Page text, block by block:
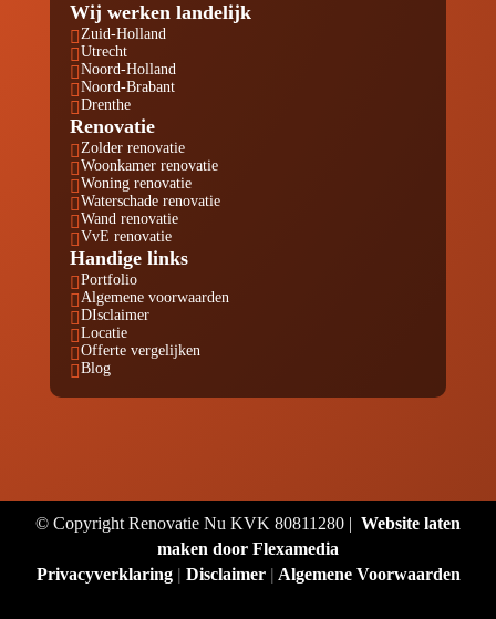
Wij werken landelijk
Zuid-Holland
Utrecht
Noord-Holland
Noord-Brabant
Drenthe
Renovatie
 Zolder renovatie
 Woonkamer renovatie
 Woning renovatie
 Waterschade renovatie
 Wand renovatie
 VvE renovatie
Handige links
 Portfolio
 Algemene voorwaarden
 DIsclaimer
 Locatie
 Offerte vergelijken
 Blog
© Copyright Renovatie Nu KVK 80811280 | Website laten
maken door Flexamedia
Privacyverklaring| Disclaimer| Algemene Voorwaarden